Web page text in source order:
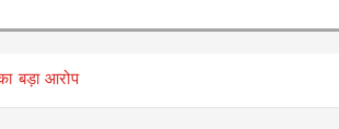
बड़ा आरोप